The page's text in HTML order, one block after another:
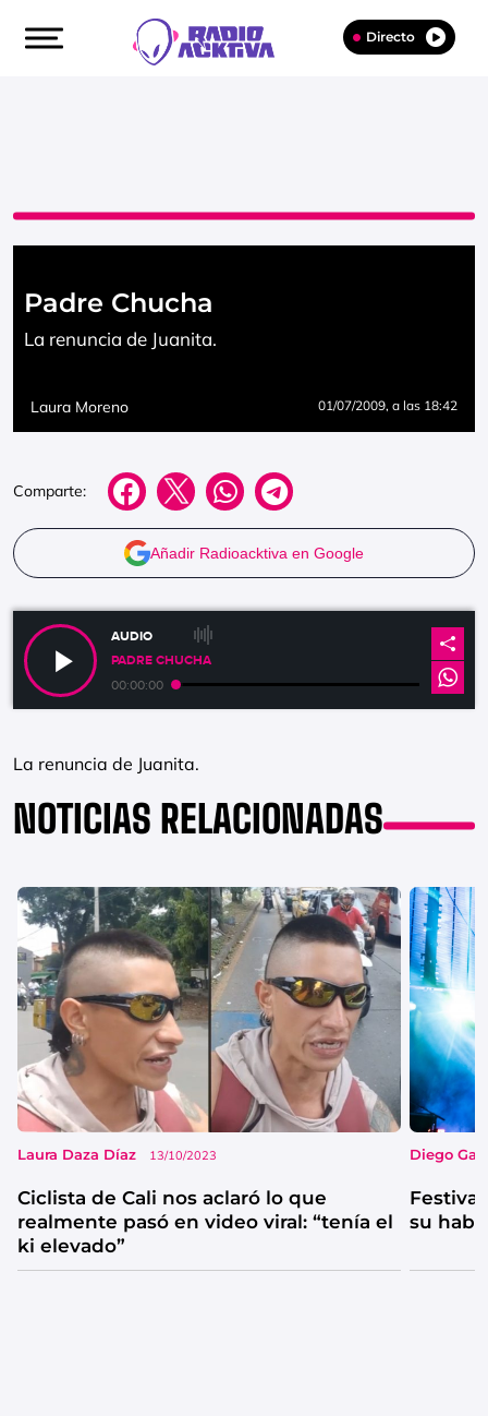
Directo
Padre Chucha
La renuncia de Juanita.
Laura Moreno 01/07/2009, a las 18:42
Comparte:
Añadir Radioacktiva en Google
AUDIO
PADRE CHUCHA
00:00:00
La renuncia de Juanita.
NOTICIAS RELACIONADAS
Laura Daza Díaz 13/10/2023
Ciclista de Cali nos aclaró lo que
realmente pasó en video viral: “tenía el
ki elevado”
Diego
su